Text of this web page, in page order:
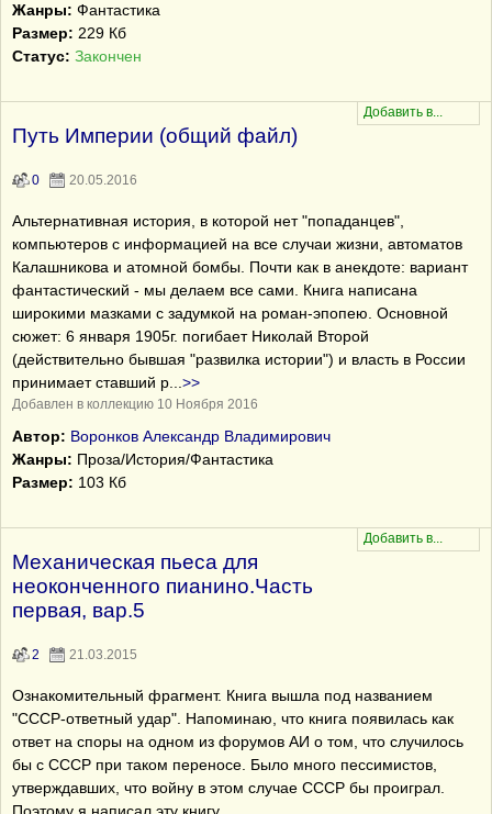
Жанры: Фантастика
Размер: 229 Кб
Статус: Закончен
Путь Империи (общий файл)
0 20.05.2016
Альтернативная история, в которой нет "попаданцев",
компьютеров с информацией на все случаи жизни, автоматов
Калашникова и атомной бомбы. Почти как в анекдоте: вариант
фантастический - мы делаем все сами. Книга написана
широкими мазками с задумкой на роман-эпопею. Основной
сюжет: 6 января 1905г. погибает Николай Второй
(действительно бывшая "развилка истории") и власть в России
принимает ставший р
>>
Добавлен в коллекцию 10 Ноября 2016
Автор: Воронков Александр Владимирович
Жанры: Проза/История/Фантастика
Размер: 103 Кб
Механическая пьеса для
неоконченного пианино.Часть
первая, вар.5
2 21.03.2015
Ознакомительный фрагмент. Книга вышла под названием
"СССР-ответный удар". Напоминаю, что книга появилась как
ответ на споры на одном из форумов АИ о том, что случилось
бы с СССР при таком переносе. Было много пессимистов,
утверждавших, что войну в этом случае СССР бы проиграл.